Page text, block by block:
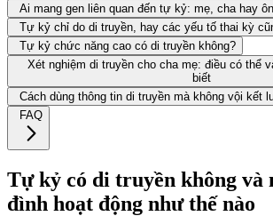
Ai mang gen liên quan đến tự kỷ: mẹ, cha hay
Tự kỷ chỉ do di truyền, hay các yếu tố thai kỳ
Tự kỷ chức năng cao có di truyền không?
Xét nghiệm di truyền cho cha mẹ: điều có thể
biết
Cách dùng thông tin di truyền mà không vội kết
FAQ
Tự kỷ có di truyền không và
đình hoạt động như thế nào